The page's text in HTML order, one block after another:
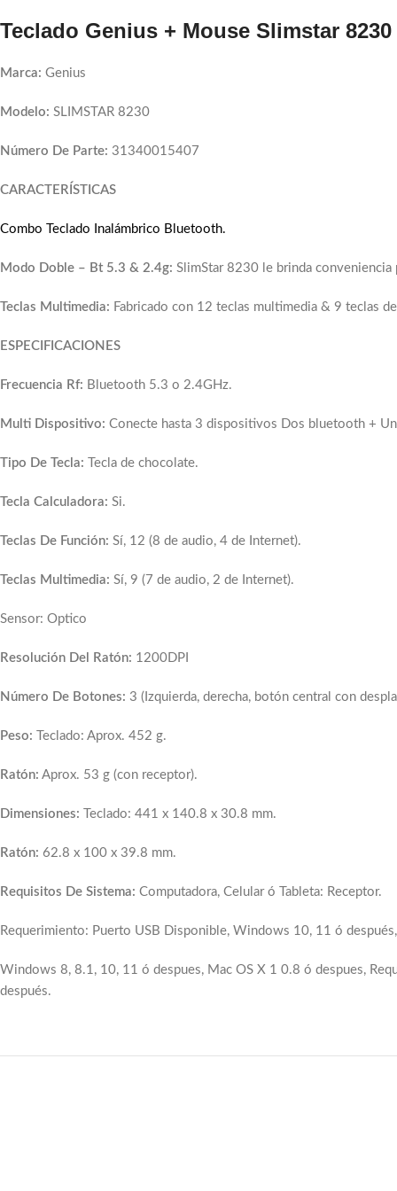
Teclado Genius + Mouse Slimstar
Marca: Genius
Modelo: SLIMSTAR 8230
Número De Parte: 31340015407
CARACTERÍSTICAS
Combo Teclado Inalámbrico Bluetooth.
Modo Doble – Bt 5.3 & 2.4g: SlimStar 8230 le brinda conveniencia
Teclas Multimedia: Fabricado con 12 teclas multimedia & 9 teclas
ESPECIFICACIONES
Frecuencia Rf: Bluetooth 5.3 o 2.4GHz.
Multi Dispositivo: Conecte hasta 3 dispositivos Dos bluetooth +
Tipo De Tecla: Tecla de chocolate.
Tecla Calculadora: Si.
Teclas De Función: Sí, 12 (8 de audio, 4 de Internet).
Teclas Multimedia: Sí, 9 (7 de audio, 2 de Internet).
Sensor: Optico
Resolución Del Ratón: 1200DPI
Número De Botones: 3 (Izquierda, derecha, botón central con
Peso: Teclado: Aprox. 452 g.
Ratón: Aprox. 53 g (con receptor).
Dimensiones: Teclado: 441 x 140.8 x 30.8 mm.
Ratón: 62.8 x 100 x 39.8 mm.
Requisitos De Sistema: Computadora, Celular ó Tableta: Receptor.
Requerimiento: Puerto USB Disponible, Windows 10, 11 ó
Windows 8, 8.1, 10, 11 ó despues, Mac OS X 1 0.8 ó despues,
después.